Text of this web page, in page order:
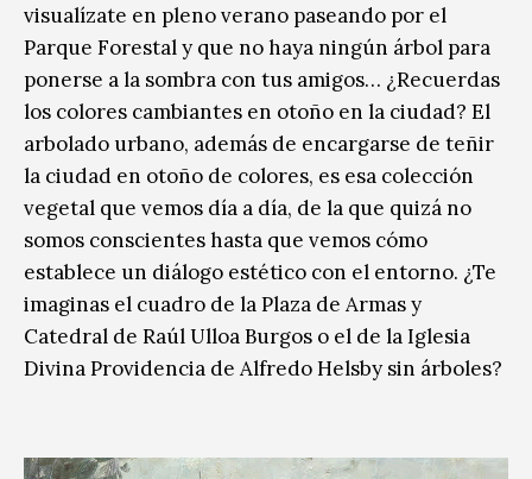
visualízate en pleno verano paseando por el
Parque Forestal y que no haya ningún árbol para
ponerse a la sombra con tus amigos… ¿Recuerdas
los colores cambiantes en otoño en la ciudad? El
arbolado urbano, además de encargarse de teñir
la ciudad en otoño de colores, es esa colección
vegetal que vemos día a día, de la que quizá no
somos conscientes hasta que vemos cómo
establece un diálogo estético con el entorno. ¿Te
imaginas el cuadro de la Plaza de Armas y
Catedral de Raúl Ulloa Burgos o el de la Iglesia
Divina Providencia de Alfredo Helsby sin árboles?